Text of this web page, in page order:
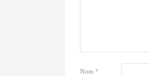
Nom*